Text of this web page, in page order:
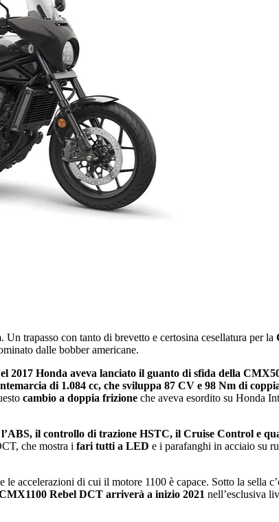
. Un trapasso con tanto di brevetto e certosina cesellatura per la
dalle bobber americane.
2017 Honda aveva lanciato il guanto di sfida della
di 1.084 cc, che sviluppa 87 CV e 98 Nm di
cambio a doppia frizione che aveva esordito su Honda
lʼABS, il controllo di trazione HSTC, il Cruise Control e
che mostra i fari tutti a LED e i parafanghi in acciaio su
le accelerazioni di cui il motore 1100 è capace. Sotto la sella
Rebel DCT arriverà a inizio 2021 nellʼesclusiva